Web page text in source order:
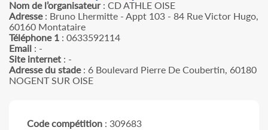
Nom de l’organisateur: CD ATHLE OISE
Adresse: Bruno Lhermitte - Appt 103 - 84 Rue Victor Hugo,
60160 Montataire
Téléphone 1 : 0633592114
Email : -
Site internet : -
Adresse du stade: 6 Boulevard Pierre De Coubertin, 60180
NOGENT SUR OISE
Code compétition : 309683